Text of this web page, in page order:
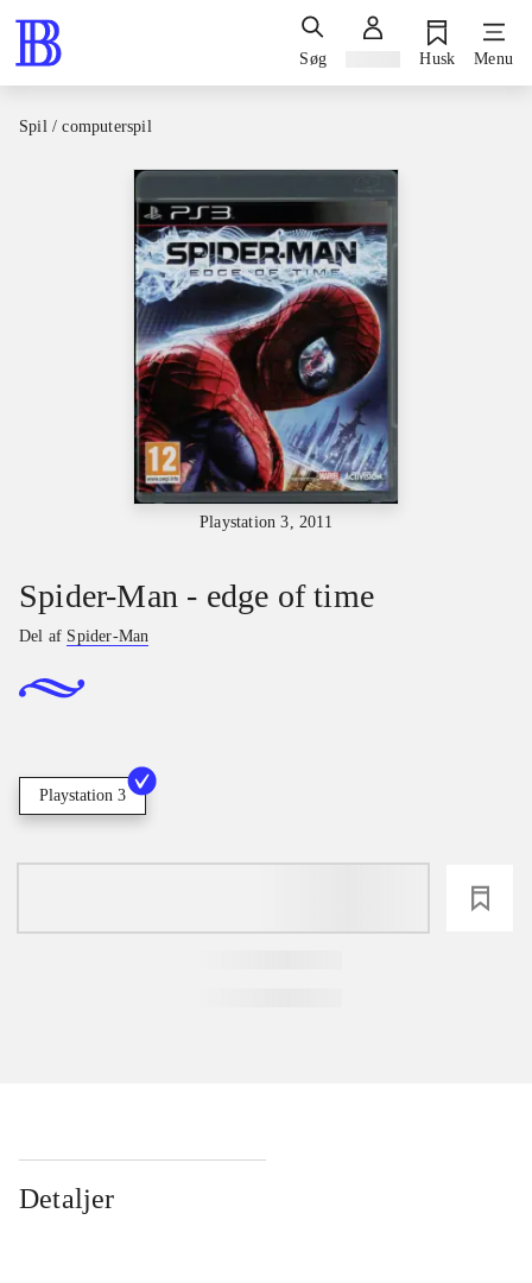
Søg Husk Menu
Spil / computerspil
Playstation 3, 2011
Spider-Man - edge of time
Del af Spider-Man
Playstation 3
Detaljer